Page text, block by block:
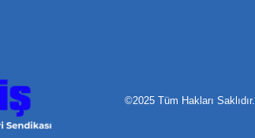
©2025 Tüm Hakları Saklıdır.